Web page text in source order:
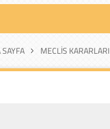
MECLIS KARARLARI